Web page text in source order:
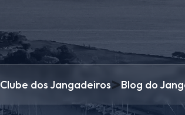
Clube dos Jangadeiros>Blog do